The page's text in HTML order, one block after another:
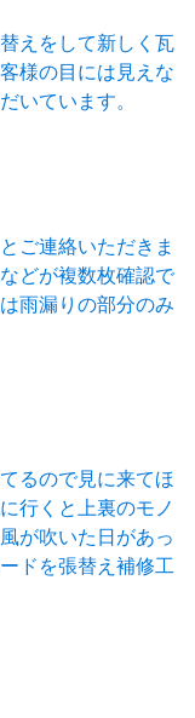
えをして新しく瓦
様の目には見えな
いています。
ご連絡いただきま
どが複数枚確認で
雨漏りの部分のみ
るので見に来てほ
行くと上裏のモノ
が吹いた日があっ
ドを張替え補修工